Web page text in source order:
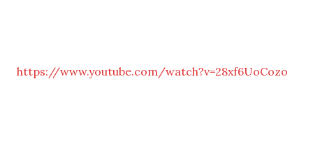
https://www.youtube.com/watch?v=28xf6UoCozo